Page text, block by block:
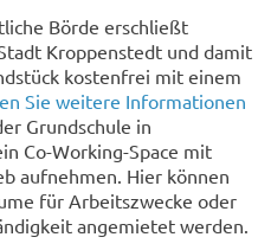
Börde erschließt
Kroppenstedt und damit
kostenfrei mit einem
Sie weitere Informationen
Grundschule in
Co-Working-Space mit
aufnehmen. Hier können
für Arbeitszwecke oder
angemietet werden.